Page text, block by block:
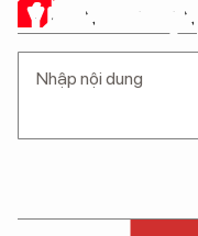
Ý KIẾN CỦA BẠN